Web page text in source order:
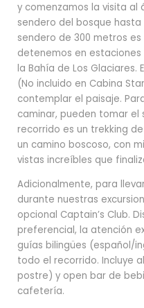
y comenzamos la visita al
sendero del bosque hasta
sendero de 300 metros
detenemos en
la Bahía de Los Glaciares.
(No incluido en Cabina
contemplar el paisaje.
caminar, pueden tomar el
recorrido es un trekking
un camino boscoso, con
vistas increíbles que
Adicionalmente, para
durante nuestras
opcional Captain’s Club.
preferencial, la atención
guías bilingües (español/
todo el recorrido. Incluye
postre) y open bar de
cafetería.